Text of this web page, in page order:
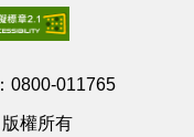
0800-011765
權所有